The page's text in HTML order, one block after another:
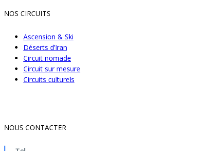
NOS CIRCUITS
Ascension & Ski
Déserts d’Iran
Circuit nomade
Circuit sur mesure
Circuits culturels
NOUS CONTACTER